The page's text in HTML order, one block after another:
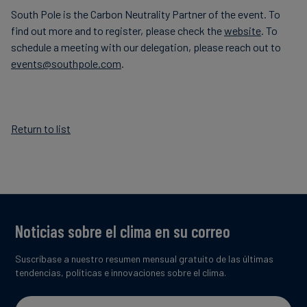
South Pole is the Carbon Neutrality Partner of the event. To
find out more and to register, please check thewebsite. To
schedule a meeting with our delegation, please reach out to
events@southpole.com.
Return to list
Noticias sobre el clima en su correo
Suscríbase a nuestro resumen mensual gratuito de las últimas
tendencias, políticas e innovaciones sobre el clima.